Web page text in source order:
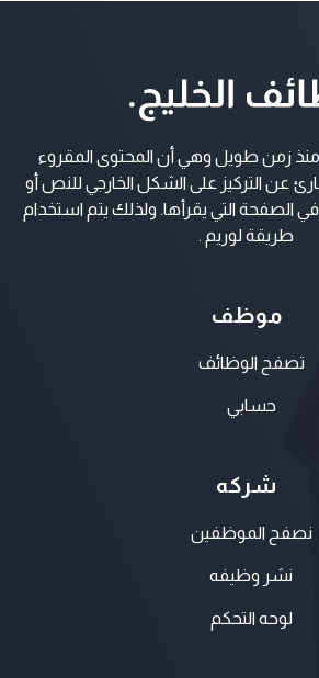
زمن طويل وهي أن المحتوى المقروء
عن التركيز على الشكل الخارجي للنص أو
التي يقرأها. ولذلك يتم استخدام
طريقة لوريم .
موظف
تصفح الوظائف
حسابي
شركه
نصفح الموظفين
نشر وظيفه
لوحه التحكم